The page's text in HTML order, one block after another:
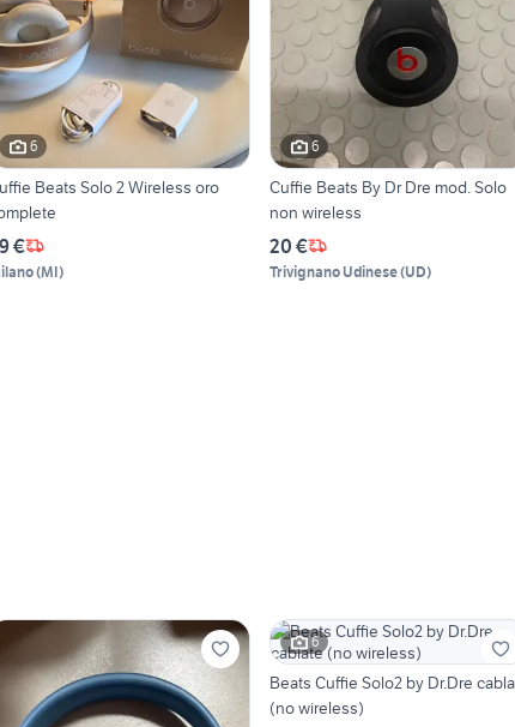
6
Beats Solo 2 Wireless oro
€
(MI)
6
Cuffie Beats By Dr Dre mod. Solo
non wireless
20 €
Trivignano Udinese(UD)
6
Beats Cuffie Solo2 by Dr.Dre
(no wireless)